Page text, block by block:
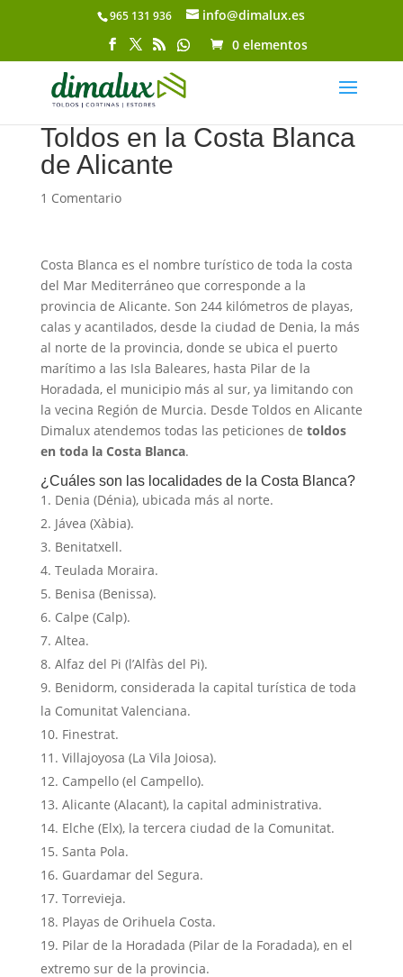
965 131 936
info@dimalux.es
0 elementos
Toldos en la Costa Blanca
de Alicante
1 Comentario
Costa Blanca es el nombre turístico de toda la costa
del Mar Mediterráneo que corresponde a la
provincia de Alicante. Son 244 kilómetros de playas,
calas y acantilados, desde la ciudad de Denia, la más
al norte de la provincia, donde se ubica el puerto
marítimo a las Isla Baleares, hasta Pilar de la
Horadada, el municipio más al sur, ya limitando con
la vecina Región de Murcia. Desde Toldos en Alicante
Dimalux atendemos todas las peticiones de toldos
en toda la Costa Blanca.
¿Cuáles son las localidades de la Costa Blanca?
Denia (Dénia), ubicada más al norte.
Jávea (Xàbia).
Benitatxell.
Teulada Moraira.
Benisa (Benissa).
Calpe (Calp).
Altea.
Alfaz del Pi (l’Alfàs del Pi).
Benidorm, considerada la capital turística de toda
la Comunitat Valenciana.
Finestrat.
Villajoyosa (La Vila Joiosa).
Campello (el Campello).
Alicante (Alacant), la capital administrativa.
Elche (Elx), la tercera ciudad de la Comunitat.
Santa Pola.
Guardamar del Segura.
Torrevieja.
Playas de Orihuela Costa.
Pilar de la Horadada (Pilar de la Foradada), en el
extremo sur de la provincia.
Abrir barra de herramientas